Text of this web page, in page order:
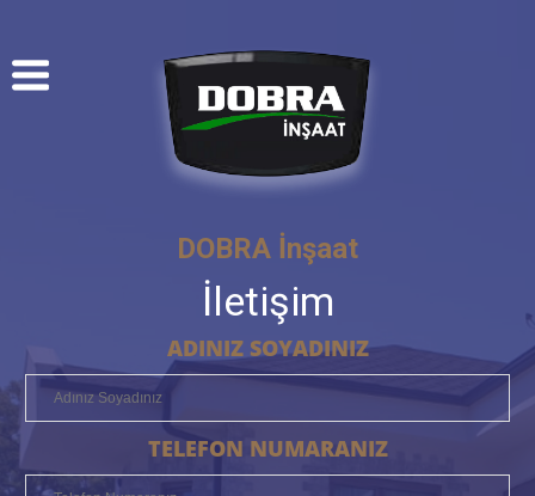
DOBRA İnşaat
İletişim
ADINIZ SOYADINIZ
TELEFON NUMARANIZ